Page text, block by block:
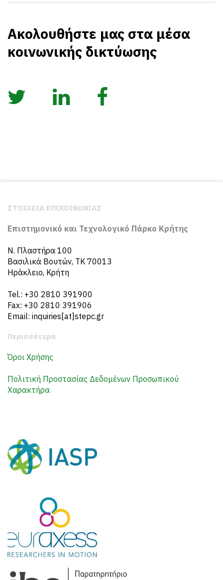
Ακολουθήστε μας στα μέσα
κοινωνικής δικτύωσης
ΣΤΟΙΧΕΙΑ ΕΠΙΚΟΙΝΩΝΙΑΣ
Επιστημονικό και Τεχνολογικό Πάρκο Κρήτης
N. Πλαστήρα 100
Βασιλικά Βουτών, ΤΚ 70013
Ηράκλειο, Κρήτη
Tel.: +30 2810 391900
Fax: +30 2810 391906
Email: inquiries[at]stepc.gr
Περισσότερα
Όροι Χρήσης
Πολιτική Προστασίας Δεδομένων Προσωπικού
Χαρακτήρα